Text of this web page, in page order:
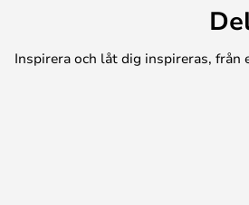
Inspirera och låt dig inspireras, från